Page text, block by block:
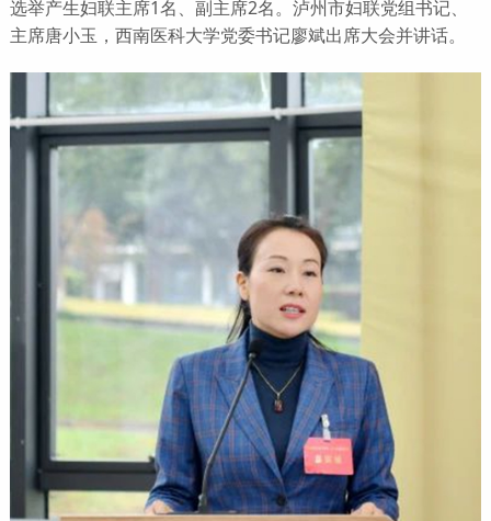
选举产生妇联主席1名、副主席2名。泸州市妇联党组书记、
主席唐小玉，西南医科大学党委书记廖斌出席大会并讲话。